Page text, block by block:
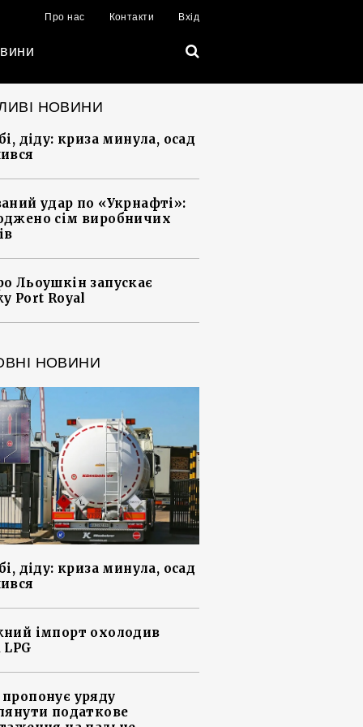
Про нас Контакти Вхід
НОВИНИ
діду: криза минула, осад
удар по «Укрнафті»:
сім виробничих
Льоушкін запускає
Port Royal
НОВИНИ
діду: криза минула, осад
імпорт охолодив
уряду
податкове